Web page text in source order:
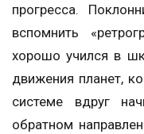
прогресса.
вспомнить
хорошо учился в
движения планет,
системе вдруг
обратном